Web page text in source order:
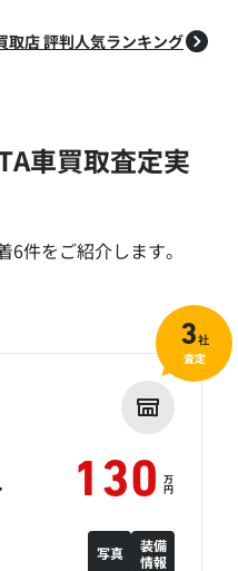
取店 評判人気ランキング
車買取査定実
件をご紹介します。
130 万
円
写真
装備
情報
3社
査定